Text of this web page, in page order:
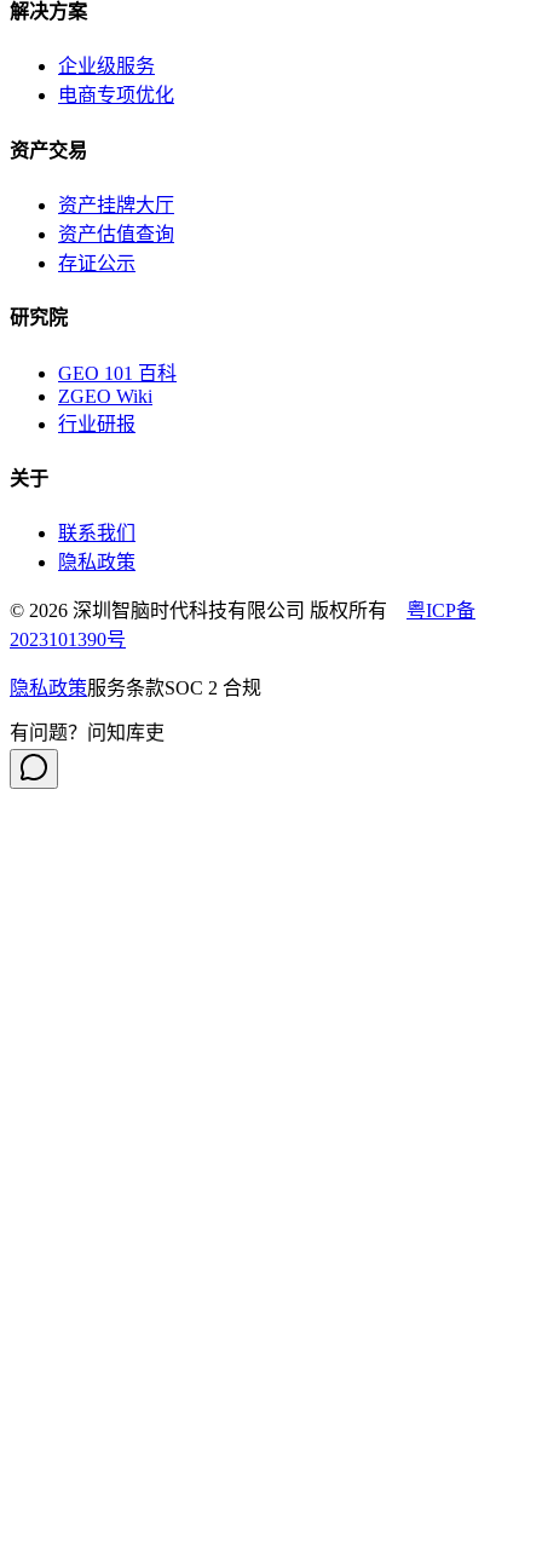
解决方案
企业级服务
电商专项优化
资产交易
资产挂牌大厅
资产估值查询
存证公示
研究院
GEO 101 百科
ZGEO Wiki
行业研报
关于
联系我们
隐私政策
© 2026 深圳智脑时代科技有限公司 版权所有 粤ICP备
2023101390号
隐私政策服务条款SOC 2 合规
有问题？问知库吏